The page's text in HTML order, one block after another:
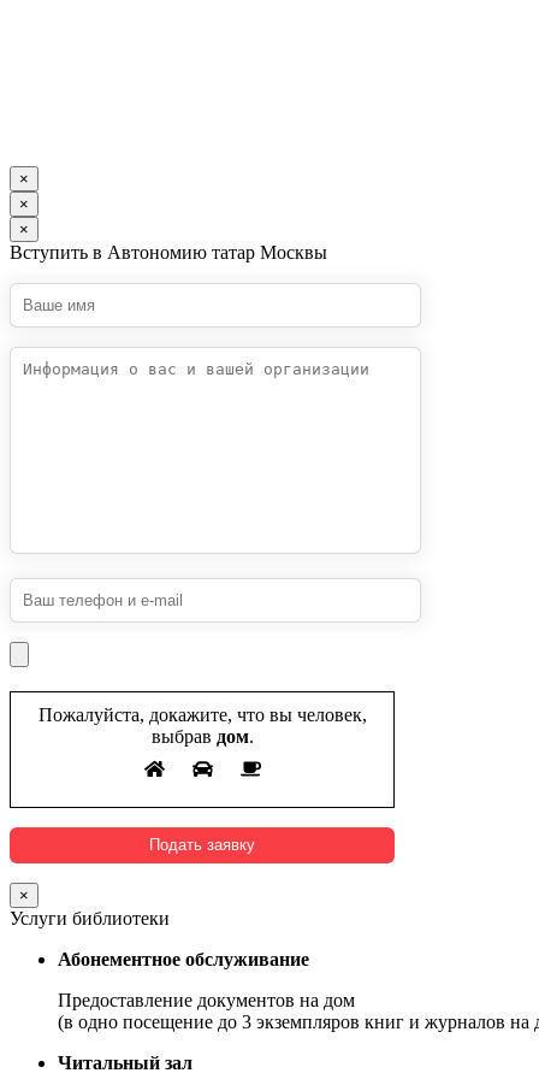
×
×
×
Вступить в Автономию татар Москвы
Пожалуйста, докажите, что вы человек,
выбрав дом.
×
Услуги библиотеки
Абонементное обслуживание
Предоставление документов на дом
(в одно посещение до 3 экземпляров книг и журналов на
Читальный зал